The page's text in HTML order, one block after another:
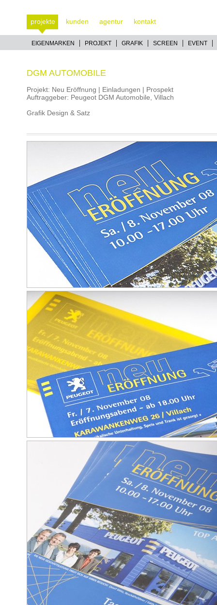
projekte kunden agentur kontakt
EIGENMARKEN PROJEKT GRAFIK SCREEN EVENT
DGM AUTOMOBILE
Projekt: Neu Eröffnung | Einladungen | Prospekt
Auftraggeber: Peugeot DGM Automobile, Villach
Grafik Design & Satz